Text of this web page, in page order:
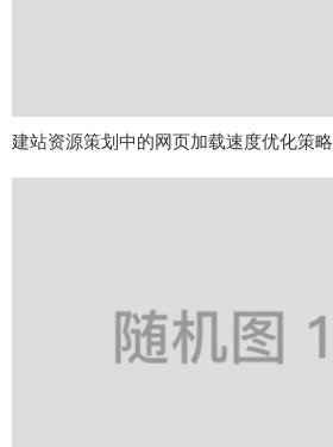
建站资源策划中的网页加载速度优化策略